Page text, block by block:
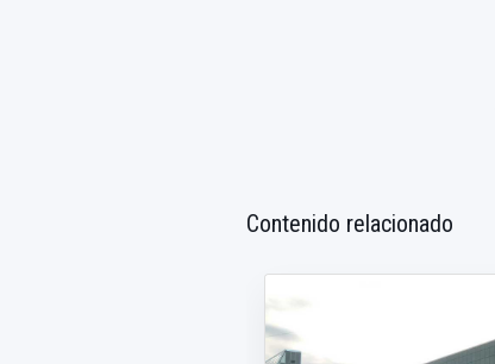
Contenido relacionado